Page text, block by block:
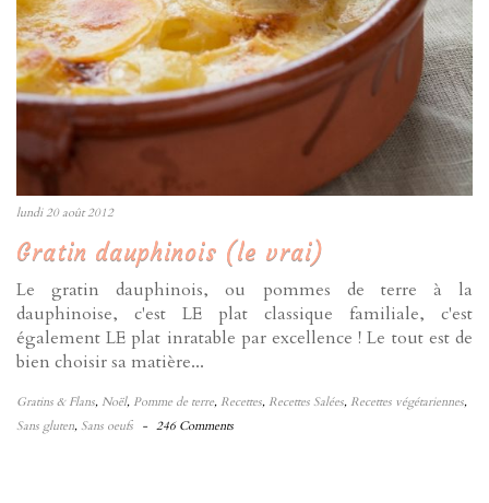
lundi 20 août 2012
Gratin dauphinois (le vrai)
Le gratin dauphinois, ou pommes de terre à la
dauphinoise, c'est LE plat classique familiale, c'est
également LE plat inratable par excellence ! Le tout est de
bien choisir sa matière...
Gratins & Flans, Noël, Pomme de terre, Recettes, Recettes Salées, Recettes végétariennes,
Sans gluten, Sans oeufs - 246 Comments